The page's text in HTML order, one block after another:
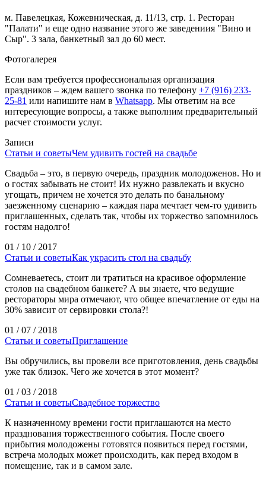
м. Павелецкая, Кожевническая, д. 11/13, стр. 1. Ресторан
"Палати" и еще одно название этого же заведениия "Вино и
Сыр". 3 зала, банкетный зал до 60 мест.
Фотогалерея
Если вам требуется профессиональная организация
праздников – ждем вашего звонка по телефону +7 (916) 233-
25-81 или напишите нам в Whatsapp. Мы ответим на все
интересующие вопросы, а также выполним предварительный
расчет стоимости услуг.
Записи
Статьи и советыЧем удивить гостей на свадьбе
Свадьба – это, в первую очередь, праздник молодоженов. Но и
о гостях забывать не стоит! Их нужно развлекать и вкусно
угощать, причем не хочется это делать по банальному
заезженному сценарию – каждая пара мечтает чем-то удивить
приглашенных, сделать так, чтобы их торжество запомнилось
гостям надолго!
01 / 10 / 2017
Статьи и советыКак украсить стол на свадьбу
Сомневаетесь, стоит ли тратиться на красивое оформление
столов на свадебном банкете? А вы знаете, что ведущие
рестораторы мира отмечают, что общее впечатление от еды на
30% зависит от сервировки стола?!
01 / 07 / 2018
Статьи и советыПриглашение
Вы обручились, вы провели все приготовления, день свадьбы
уже так близок. Чего же хочется в этот момент?
01 / 03 / 2018
Статьи и советыСвадебное торжество
К назначенному времени гости приглашаются на место
празднования торжественного события. После своего
прибытия молодожены готовятся появиться перед гостями,
встреча молодых может происходить, как перед входом в
помещение, так и в самом зале.